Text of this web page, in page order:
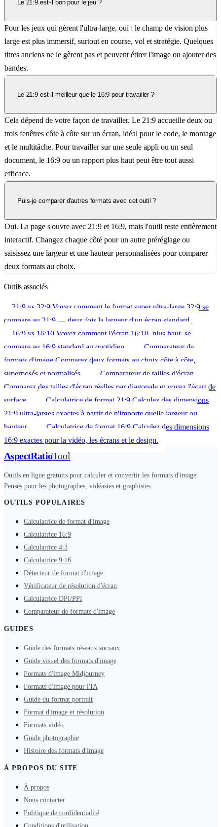
Le 21:9 est-il bon pour le jeu ?
Pour les jeux qui gèrent l'ultra-large, oui : le champ de vision plus
large est plus immersif, surtout en course, vol et stratégie. Quelques
titres anciens ne le gèrent pas et peuvent étirer l'image ou ajouter des
bandes.
Le 21:9 est-il meilleur que le 16:9 pour travailler ?
Cela dépend de votre façon de travailler. Le 21:9 accueille deux ou
trois fenêtres côte à côte sur un écran, idéal pour le code, le montage
et le multitâche. Pour travailler sur une seule appli ou un seul
document, le 16:9 ou un rapport plus haut peut être tout aussi
efficace.
Puis-je comparer d'autres formats avec cet outil ?
Oui. La page s'ouvre avec 21:9 et 16:9, mais l'outil reste entièrement
interactif. Changez chaque côté pour un autre préréglage ou
saisissez une largeur et une hauteur personnalisées pour comparer
deux formats au choix.
Outils associés
21:9 vs 32:9 Voyez comment le format super ultra-large 32:9 se
compare au 21:9 — deux fois la largeur d'un écran standard.
16:9 vs 16:10 Voyez comment l'écran 16:10, plus haut, se
compare au 16:9 standard au quotidien.
Comparateur de
formats d'image Comparez deux formats au choix côte à côte,
superposés et normalisés.
Comparateur de tailles d'écran
Comparez des tailles d'écran réelles par diagonale et voyez l'écart de
surface.
Calculatrice de format 21:9 Calculez des dimensions
21:9 ultra-larges exactes à partir de n'importe quelle largeur ou
hauteur.
Calculatrice de format 16:9 Calculez des dimensions
16:9 exactes pour la vidéo, les écrans et le design.
AspectRatioTool
Outils en ligne gratuits pour calculer et convertir les formats d'image.
Pensés pour les photographes, vidéastes et graphistes.
OUTILS POPULAIRES
Calculatrice de format d'image
Calculatrice 16:9
Calculatrice 4:3
Calculatrice 9:16
Détecteur de format d'image
Vérificateur de résolution d'écran
Calculatrice DPI/PPI
Comparateur de formats d'image
GUIDES
Guide des formats réseaux sociaux
Guide visuel des formats d'image
Formats d'image Midjourney
Formats d'image pour l'IA
Guide du format portrait
Format d'image et résolution
Formats vidéo
Guide photographie
Histoire des formats d'image
À PROPOS DU SITE
À propos
Nous contacter
Politique de confidentialité